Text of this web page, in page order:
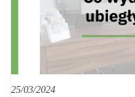
25/03/2024